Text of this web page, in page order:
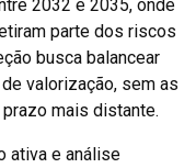
2032 e 2035, onde
parte dos riscos
busca balancear
valorização, sem as
mais distante.
ativa e análise